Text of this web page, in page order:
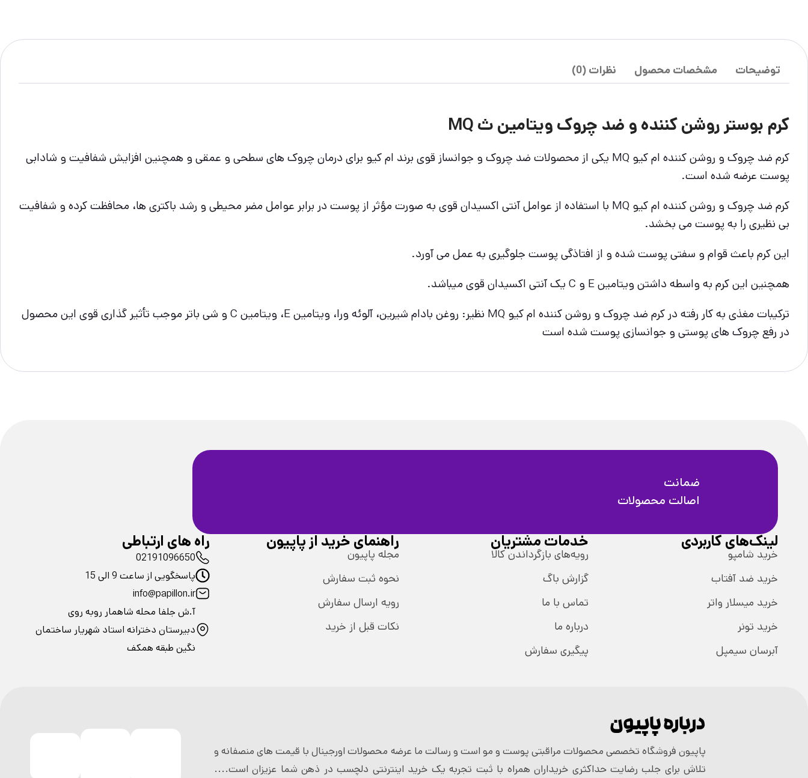
توضیحات مشخصات محصول نظرات (0)
کرم بوستر روشن کننده و ضد چروک ویتامین ث MQ
کرم ضد چروک و روشن کننده ام کیو MQ یکی از محصولات ضد چروک و جوانساز قوی برند ام کیو برای درمان چروک های سطحی و عمقی و همچنین افزایش شفافیت و شادابی
پوست عرضه شده است.
کرم ضد چروک و روشن کننده ام کیو MQ با استفاده از عوامل آنتی اکسیدان قوی به صورت مؤثر از پوست در برابر عوامل مضر محیطی و رشد باکتری ها، محافظت کرده و شفافیت
بی نظیری را به پوست می بخشد.
این کرم باعث قوام و سفتی پوست شده و از افتاذگی پوست جلوگیری به عمل می آورد.
همچنین این کرم به واسطه داشتن ویتامین E و C یک آنتی اکسیدان قوی میباشد.
ترکیبات مغذی به کار رفته در کرم ضد چروک و روشن کننده ام کیو MQ نظیر: روغن بادام شیرین، آلوئه ورا، ویتامین E، ویتامین C و شی باتر موجب تأثیر گذاری قوی این محصول
در رفع چروک های پوستی و جوانسازی پوست شده است
ضمانت
اصالت محصولات
لینک‌های کاربردی
خرید شامپو
خرید ضد آفتاب
خرید میسلار واتر
خرید تونر
آبرسان سیمپل
خدمات مشتریان
رویه‌های بازگرداندن کالا
گزارش باگ
تماس با ما
درباره ما
پیگیری سفارش
راهنمای خرید از پاپیون
مجله پاپیون
نحوه ثبت سفارش
رویه ارسال سفارش
نکات قبل از خرید
راه های ارتباطی
02191096650
پاسخگویی از ساعت 9 الی 15
info@papillon.ir
آ.ش جلفا محله شاهمار روبه روی
دبیرستان دخترانه استاد شهریار ساختمان
نگین طبقه همکف
درباره پاپیون
پاپیون فروشگاه تخصصی محصولات مراقبتی پوست و مو است و رسالت ما عرضه محصولات اورجینال با قیمت های منصفانه و
تلاش برای جلب رضایت حداکثری خریداران همراه با ثبت تجربه یک خرید اینترنتی دلچسب در ذهن شما عزیزان است....